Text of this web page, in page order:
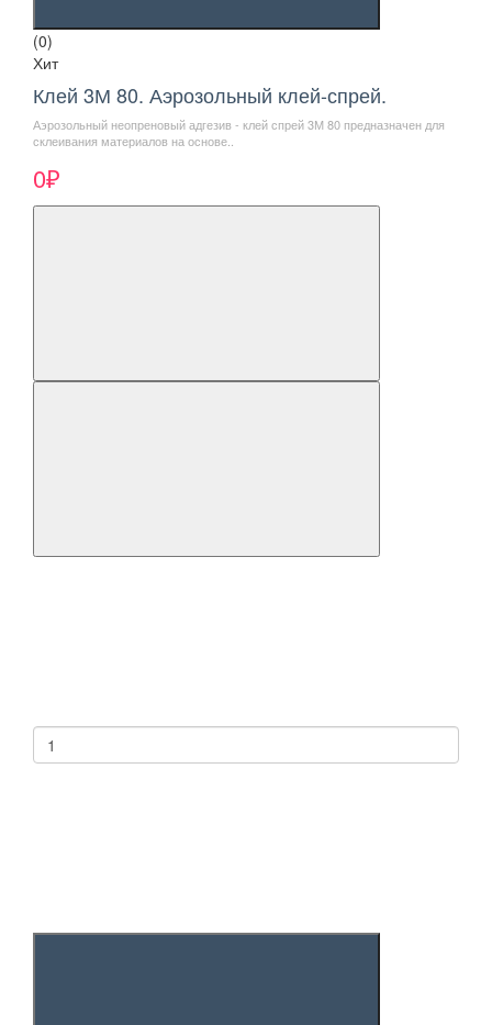
(0)
Хит
Клей 3М 80. Аэрозольный клей-спрей.
Аэрозольный неопреновый адгезив - клей спрей 3М 80 предназначен для
склеивания материалов на основе..
0₽